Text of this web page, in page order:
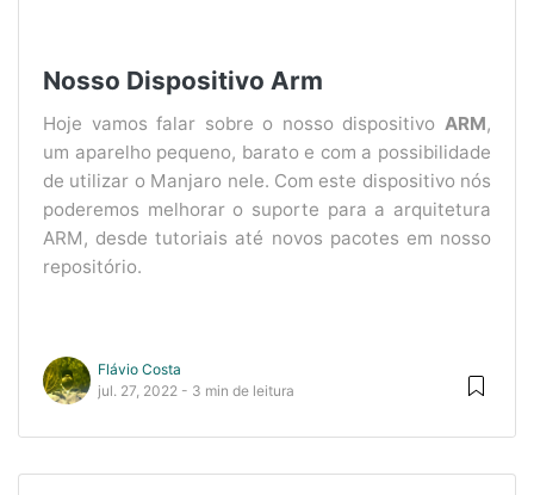
Nosso Dispositivo Arm
Hoje vamos falar sobre o nosso dispositivo ARM,
um aparelho pequeno, barato e com a possibilidade
de utilizar o Manjaro nele. Com este dispositivo nós
poderemos melhorar o suporte para a arquitetura
ARM, desde tutoriais até novos pacotes em nosso
repositório.
Flávio Costa
jul. 27, 2022 - 3 min de leitura